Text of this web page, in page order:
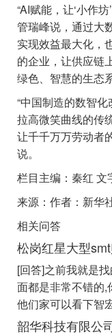
“AI赋能，让‘小作
管瑞峰说，通过大
实现效益最大化，
的企业，让供应链
绿色、智慧的生态
“中国制造的数智
拉高微笑曲线的传
让千千万万劳动者
说。
栏目主编：秦红 文
来源：作者：新华
相关问答
松岗红星大型
[回答]之前我就是
面都是非常不错的,
他们家可以看下智
韶华科技有限公